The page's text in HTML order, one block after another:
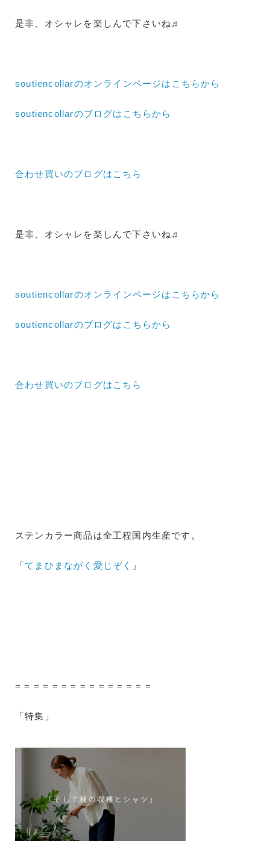
是非、オシャレを楽しんで下さいね♬
soutiencollarのオンラインページはこちらから
soutiencollarのブログはこちらから
合わせ買いのブログはこちら
是非、オシャレを楽しんで下さいね♬
soutiencollarのオンラインページはこちらから
soutiencollarのブログはこちらから
合わせ買いのブログはこちら
ステンカラー商品は全工程国内生産です。
「てまひまながく愛じぞく 」
= = = = = = = = = = = = = = =
「特集」